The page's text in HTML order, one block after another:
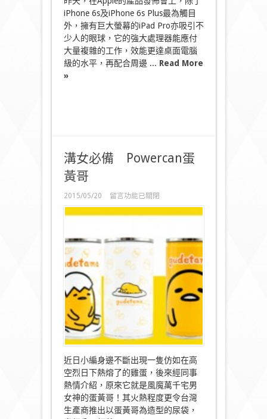
iPhone 6s及iPhone 6s Plus最為觸目
外，擁有巨大螢幕的iPad Pro亦吸引不
少人的眼球，它的強大處理器能應付
大量複雜的工作，效能更達桌面電腦
級的水平，再配合周邊 ... Read More
»
溝女必備 Powercan蛋
黃哥
2015/05/20
在
〈溝
女
備
Powercan
蛋
中
留言功能已關閉
近日小編身邊不斷出現一隻仿如在高
空烈日下熱熔了的雞蛋，後來經同事
熱情介紹，原來它就是風魔萬千宅男
女神的蛋黃哥！其火熱程度更令台灣
生產商推出以蛋黃哥為造型的尿袋，